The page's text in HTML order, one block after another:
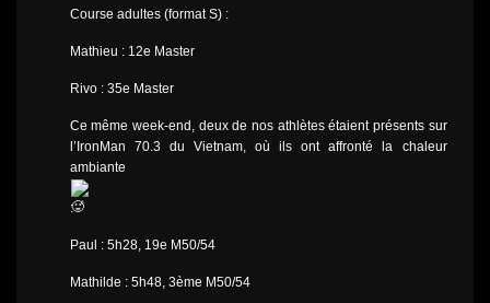
Course adultes (format S) :
Mathieu : 12e Master
Rivo : 35e Master
Ce même week-end, deux de nos athlètes étaient présents sur
l’IronMan 70.3 du Vietnam, où ils ont affronté la chaleur
ambiante
:
Paul : 5h28, 19e M50/54
Mathilde : 5h48, 3ème M50/54